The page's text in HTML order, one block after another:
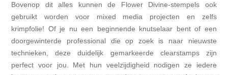
Bovenop dit alles kunnen de Flower Divine-stempels ook
gebruikt worden voor mixed media projecten en zelfs
krimpfolie! Of je nu een beginnende knutselaar bent of een
doorgewinterde professional die op zoek is naar nieuwste
technieken, deze duidelijk gemarkeerde clearstamps zijn
perfect voor jou. Met hun veelzijdigheid nodigen ze iedere